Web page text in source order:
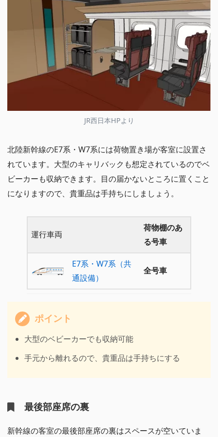
JR西日本HPより
北陸新幹線のE7系・W7系には荷物置き場が客室に設置さ
れています。大型のキャリバックも想定されているのでベ
ビーカーも収納できます。目の届かないところに置くこと
になりますので、貴重品は手持ちにしましょう。
運行車両
荷物棚のあ
る号車
E7系・W7系（共
通設備）
全号車
ポイント
大型のベビーカーでも収納可能
手元から離れるので、貴重品は手持ちにする
最後部座席の裏
新幹線の客室の最後部座席の裏はスペースが空いていま